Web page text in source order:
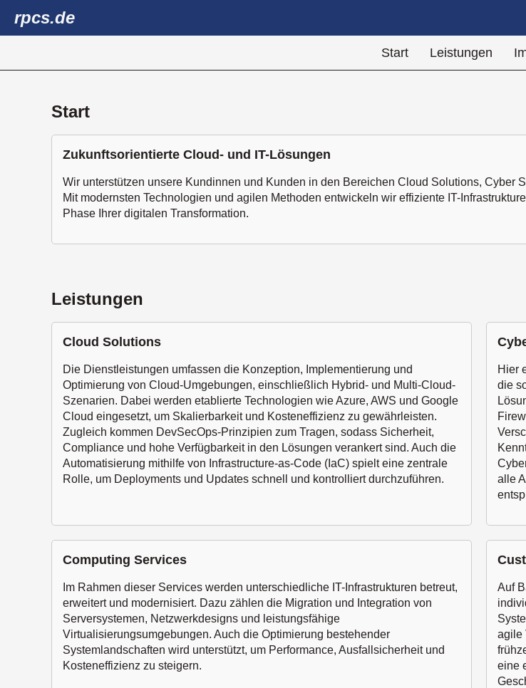
rpcs.de
Start Leistungen
Start
Zukunftsorientierte Cloud- und IT-Lösungen
Wir unterstützen unsere Kundinnen und Kunden in den Bereichen Cloud Solutions, Cyber
Mit modernsten Technologien und agilen Methoden entwickeln wir effiziente IT-
Phase Ihrer digitalen Transformation.
Leistungen
Cloud Solutions
Die Dienstleistungen umfassen die Konzeption, Implementierung und
Optimierung von Cloud-Umgebungen, einschließlich Hybrid- und Multi-Cloud-
Szenarien. Dabei werden etablierte Technologien wie Azure, AWS und Google
Cloud eingesetzt, um Skalierbarkeit und Kosteneffizienz zu gewährleisten.
Zugleich kommen DevSecOps-Prinzipien zum Tragen, sodass Sicherheit,
Compliance und hohe Verfügbarkeit in den Lösungen verankert sind. Auch die
Automatisierung mithilfe von Infrastructure-as-Code (IaC) spielt eine zentrale
Rolle, um Deployments und Updates schnell und kontrolliert durchzuführen.
Hier
die
alle
Computing Services
Im Rahmen dieser Services werden unterschiedliche IT-Infrastrukturen betreut,
erweitert und modernisiert. Dazu zählen die Migration und Integration von
Serversystemen, Netzwerkdesigns und leistungsfähige
Virtualisierungsumgebungen. Auch die Optimierung bestehender
Systemlandschaften wird unterstützt, um Performance, Ausfallsicherheit und
Kosteneffizienz zu steigern.
Auf
agile
eine